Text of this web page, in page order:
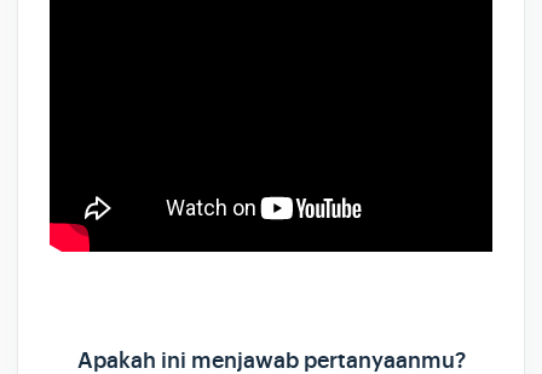
Apakah ini menjawab pertanyaanmu?